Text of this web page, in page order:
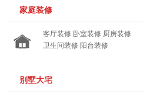
家庭装修
客厅装修 卧室装修 厨房装修
卫生间装修 阳台装修
推广之道：400-667-5551
别墅大宅